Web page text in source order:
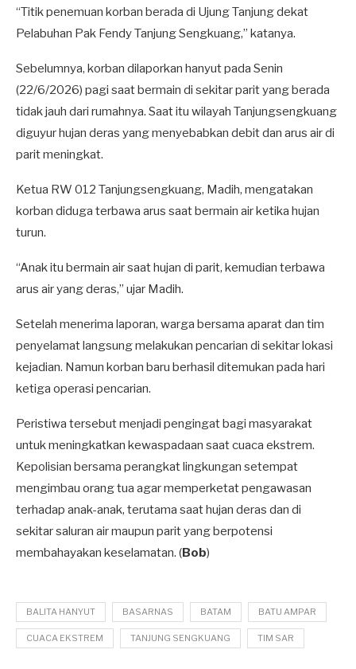
“Titik penemuan korban berada di Ujung Tanjung dekat
Pelabuhan Pak Fendy Tanjung Sengkuang,” katanya.
Sebelumnya, korban dilaporkan hanyut pada Senin
(22/6/2026) pagi saat bermain di sekitar parit yang berada
tidak jauh dari rumahnya. Saat itu wilayah Tanjungsengkuang
diguyur hujan deras yang menyebabkan debit dan arus air di
parit meningkat.
Ketua RW 012 Tanjungsengkuang, Madih, mengatakan
korban diduga terbawa arus saat bermain air ketika hujan
turun.
“Anak itu bermain air saat hujan di parit, kemudian terbawa
arus air yang deras,” ujar Madih.
Setelah menerima laporan, warga bersama aparat dan tim
penyelamat langsung melakukan pencarian di sekitar lokasi
kejadian. Namun korban baru berhasil ditemukan pada hari
ketiga operasi pencarian.
Peristiwa tersebut menjadi pengingat bagi masyarakat
untuk meningkatkan kewaspadaan saat cuaca ekstrem.
Kepolisian bersama perangkat lingkungan setempat
mengimbau orang tua agar memperketat pengawasan
terhadap anak-anak, terutama saat hujan deras dan di
sekitar saluran air maupun parit yang berpotensi
membahayakan keselamatan. (Bob)
BALITA HANYUT BASARNAS BATAM BATU AMPAR
CUACA EKSTREM TANJUNG SENGKUANG TIM SAR